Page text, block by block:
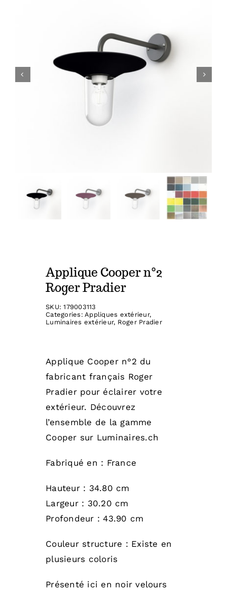
ECLAIRAGE LED
 
Applique Cooper n°2
Roger Pradier
SKU:179003113
Categories: Appliques extérieur,
Luminaires extérieur, Roger Pradier
Applique Cooper n°2 du
fabricant français Roger
Pradier pour éclairer votre
extérieur. Découvrez
l’ensemble de la gamme
Cooper sur Luminaires.ch
Fabriqué en : France
Hauteur : 34.80 cm
Largeur : 30.20 cm
Profondeur : 43.90 cm
Couleur structure : Existe en
plusieurs coloris
Présenté ici en noir velours